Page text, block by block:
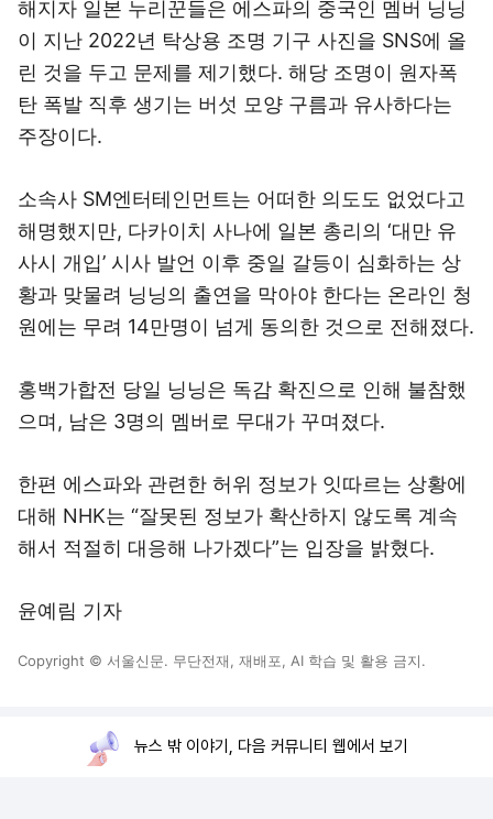
해지자 일본 누리꾼들은 에스파의 중국인 멤버 닝닝
이 지난 2022년 탁상용 조명 기구 사진을 SNS에 올
린 것을 두고 문제를 제기했다. 해당 조명이 원자폭
탄 폭발 직후 생기는 버섯 모양 구름과 유사하다는
주장이다.
소속사 SM엔터테인먼트는 어떠한 의도도 없었다고
해명했지만, 다카이치 사나에 일본 총리의 ‘대만 유
사시 개입’ 시사 발언 이후 중일 갈등이 심화하는 상
황과 맞물려 닝닝의 출연을 막아야 한다는 온라인 청
원에는 무려 14만명이 넘게 동의한 것으로 전해졌다.
홍백가합전 당일 닝닝은 독감 확진으로 인해 불참했
으며, 남은 3명의 멤버로 무대가 꾸며졌다.
한편 에스파와 관련한 허위 정보가 잇따르는 상황에
대해 NHK는 “잘못된 정보가 확산하지 않도록 계속
해서 적절히 대응해 나가겠다”는 입장을 밝혔다.
윤예림 기자
Copyright © 서울신문. 무단전재, 재배포, AI 학습 및 활용 금지.
뉴스 밖 이야기, 다음 커뮤니티 웹에서 보기